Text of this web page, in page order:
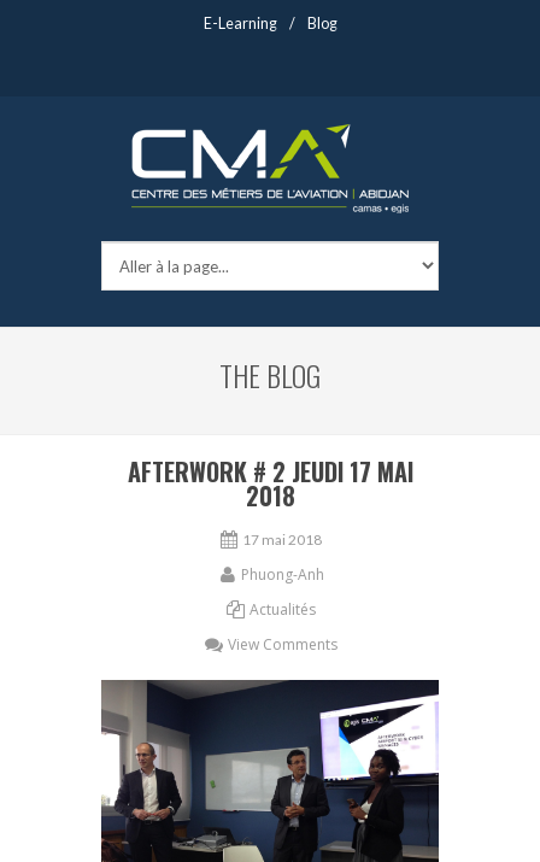
E-Learning / Blog
THE BLOG
AFTERWORK # 2 JEUDI 17 MAI
2018
17 mai 2018
Phuong-Anh
Actualités
View Comments